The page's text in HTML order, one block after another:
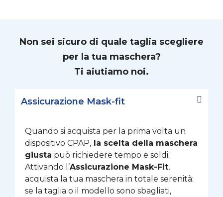
Non sei sicuro di quale taglia scegliere
per la tua maschera?
Ti aiutiamo noi.
Assicurazione Mask-fit
Quando si acquista per la prima volta un
dispositivo CPAP, la scelta della maschera
giusta può richiedere tempo e soldi.
Attivando l’Assicurazione Mask-Fit,
acquista la tua maschera in totale serenità:
se la taglia o il modello sono sbagliati,